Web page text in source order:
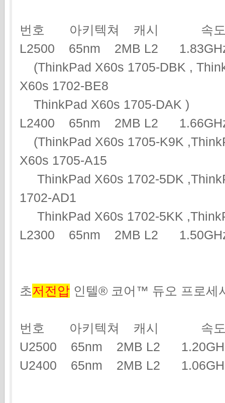
번호 아키텍쳐 캐시 속도
L2500 65nm 2MB L2
(ThinkPad X60s 1705-DBK ,
X60s 1702-BE8
ThinkPad X60s 1705-DAK )
L2400 65nm 2MB L2
(ThinkPad X60s 1705-K9K
X60s 1705-A15
ThinkPad X60s 1702-5DK
1702-AD1
ThinkPad X60s 1702-5KK
L2300 65nm 2MB L2
초저전압 인텔® 코어™ 듀오 프로세
번호 아키텍쳐 캐시 속도
U2500 65nm 2MB L2
U2400 65nm 2MB L2